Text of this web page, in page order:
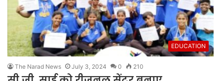
EDUCATION
The Narad News July 3, 2024 0 210